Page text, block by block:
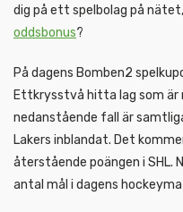
dig på ett spelbolag på
oddsbonus?
På dagens Bomben2
Ettkrysstvå hitta lag som är
nedanstående fall är
Lakers inblandat. Det
återstående poängen i SHL.
antal mål i dagens